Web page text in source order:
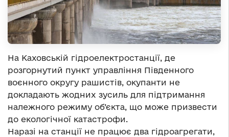
На Каховській гідроелектростанції, де
розгорнутий пункт управління Південного
воєнного округу рашистів, окупанти не
докладають жодних зусиль для підтримання
належного режиму об’єкта, що може призвести
до екологічної катастрофи.
Наразі на станції не працює два гідроагрегати,